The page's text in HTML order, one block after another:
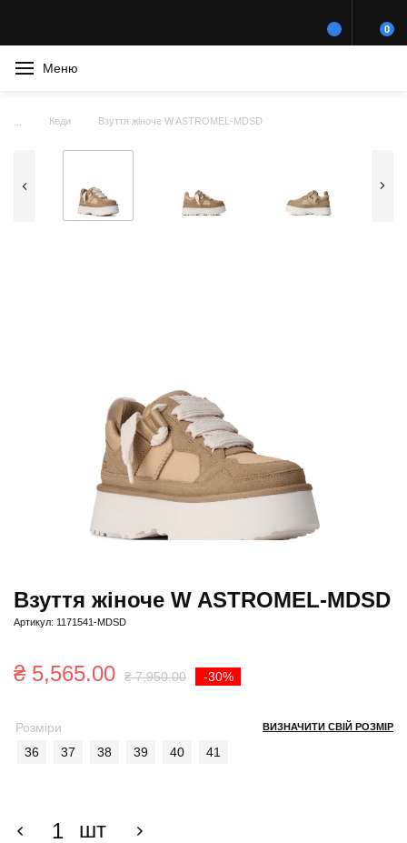
0
Меню
Кеди Взуття жіноче W ASTROMEL-MDSD
Взуття жіноче W ASTROMEL-MDSD
Артикул: 1171541-MDSD
-30%
₴7,950.00
Оригінальна
₴ 7,950.00.
₴5,565.00
Поточна
₴ 5,565.00.
ВИЗНАЧИТИ СВІЙ РОЗМІР
Розміри
36
37 38 39 40 41
шт